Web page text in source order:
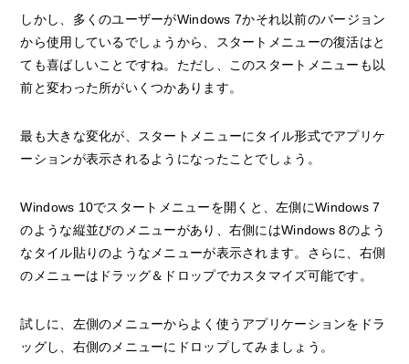
しかし、多くのユーザーがWindows 7かそれ以前のバージョン
から使用しているでしょうから、スタートメニューの復活はと
ても喜ばしいことですね。ただし、このスタートメニューも以
前と変わった所がいくつかあります。
最も大きな変化が、スタートメニューにタイル形式でアプリケ
ーションが表示されるようになったことでしょう。
Windows 10でスタートメニューを開くと、左側にWindows 7
のような縦並びのメニューがあり、右側にはWindows 8のよう
なタイル貼りのようなメニューが表示されます。さらに、右側
のメニューはドラッグ＆ドロップでカスタマイズ可能です。
試しに、左側のメニューからよく使うアプリケーションをドラ
ッグし、右側のメニューにドロップしてみましょう。